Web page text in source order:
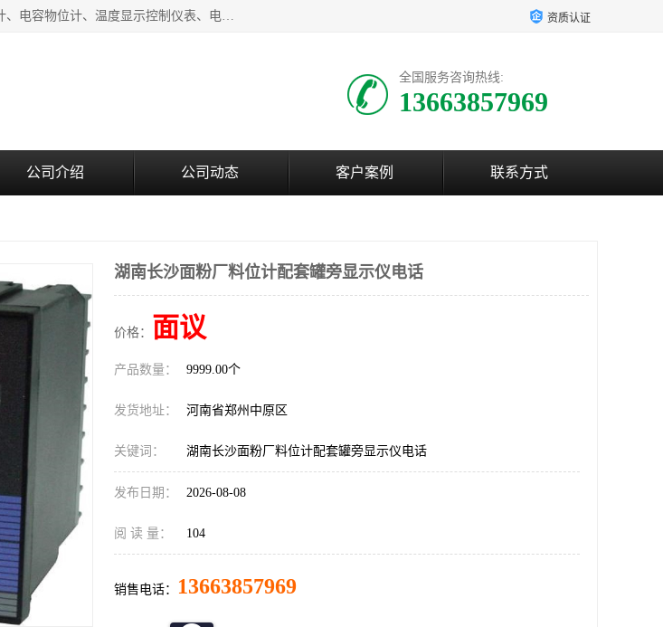
河南新瑞普测控技术有限公司主营：压力变送器、液位变送器、差压变送器、雷达料位计、电容物位计、温度显示控制仪表、电量变送器、流量计、工业自动化系统成套设备。 资质认证
全国服务咨询热线:
13663857969
公司介绍 公司动态 客户案例 联系方式
湖南长沙面粉厂料位计配套罐旁显示仪电话
价格： 面议
产品数量： 9999.00个
发货地址： 河南省郑州中原区
关键词： 湖南长沙面粉厂料位计配套罐旁显示仪电话
发布日期： 2026-08-08
阅 读 量： 104
销售电话： 13663857969